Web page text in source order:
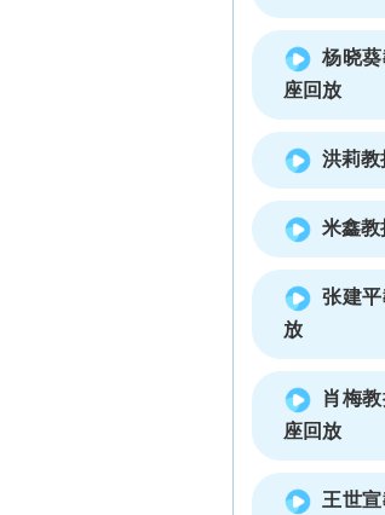
杨晓
座回放
洪莉
米鑫
张建
放
肖梅
座回放
王世